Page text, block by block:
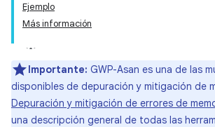
Ejemplo
Más información
Importante: GWP-Asan es una de las
disponibles de depuración y mitigación de
Depuración y mitigación de errores de
una descripción general de todas las